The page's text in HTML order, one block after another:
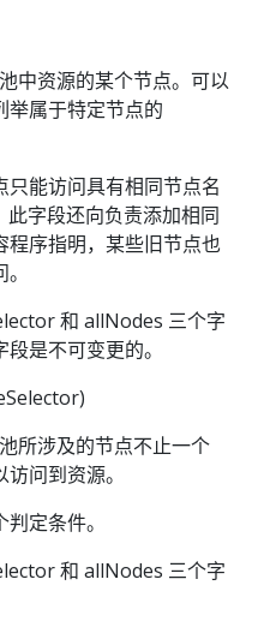
中资源的某个节点。可以
举属于特定节点的
只能访问具有相同节点名
字段还向负责添加相同
程序指明，某些旧节点也
和 allNodes 三个字
是不可变更的。
所涉及的节点不止一个
问到资源。
定条件。
和 allNodes 三个字